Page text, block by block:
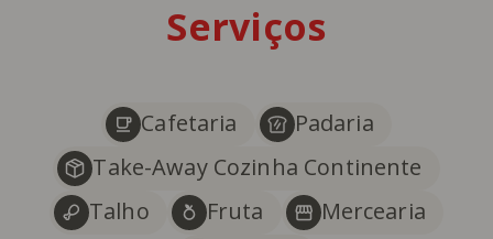
Serviços
Cafetaria
Padaria
Take-Away Cozinha Continente
Talho
Fruta
Mercearia